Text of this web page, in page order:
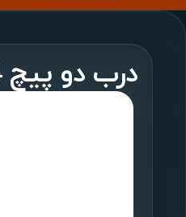
کیسه باد دوقلو
کیسه باد شاسی
کیسه باد صندلی
درب دو پیچ 24